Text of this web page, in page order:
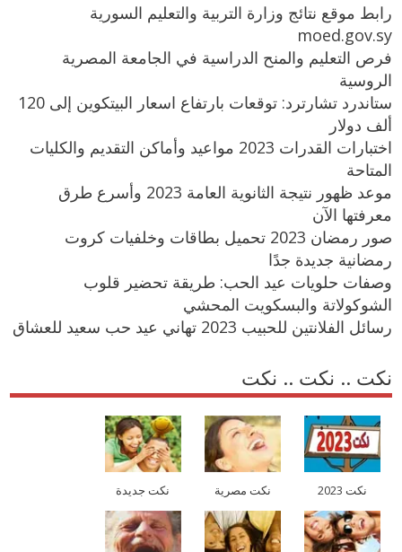
رابط موقع نتائج وزارة التربية والتعليم السورية
moed.gov.sy
فرص التعليم والمنح الدراسية في الجامعة المصرية
الروسية
ستاندرد تشارترد: توقعات بارتفاع اسعار البيتكوين إلى 120
ألف دولار
اختبارات القدرات 2023 مواعيد وأماكن التقديم والكليات
المتاحة
موعد ظهور نتيجة الثانوية العامة 2023 وأسرع طرق
معرفتها الآن
صور رمضان 2023 تحميل بطاقات وخلفيات كروت
رمضانية جديدة جدًا
وصفات حلويات عيد الحب: طريقة تحضير قلوب
الشوكولاتة والبسكويت المحشي
رسائل الفلانتين للحبيب 2023 تهاني عيد حب سعيد للعشاق
نكت .. نكت .. نكت
نكت 2023 نكت مصرية نكت جديدة